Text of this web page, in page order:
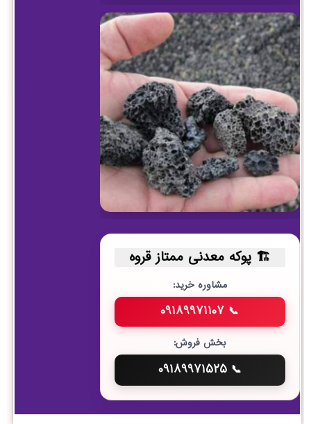
پوکه معدنی ممتاز قروه
مشاوره خرید:
📞 ۰۹۱۸۹۹۷۱۱۰۷
بخش فروش:
📞 ۰۹۱۸۹۹۷۱۵۲۵